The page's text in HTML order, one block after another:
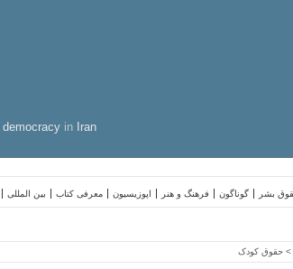
democracy in Iran
بین المللی معرفی کتاب اپوزیسیون فرهنگ و هنر گوناگون بشر
> حقوق کودک